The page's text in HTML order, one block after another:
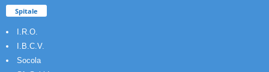
Spitale
I.R.O.
I.B.C.V.
Socola